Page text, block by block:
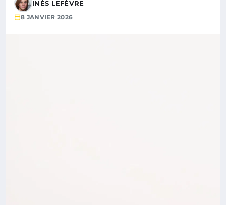
INÈS LEFÈVRE
8 JANVIER 2026